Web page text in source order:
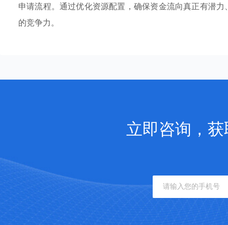
申请流程。通过优化资源配置，确保资金流向真正有潜
的竞争力。
立即咨询，